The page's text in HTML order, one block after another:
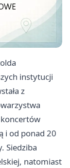
instytucji
z
i od ponad 20
Siedziba
natomiast